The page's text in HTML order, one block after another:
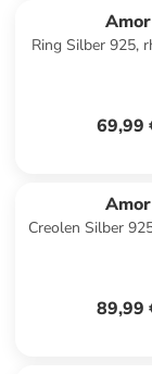
Amor
Ring Silber 925,
69,99
Amor
Creolen Silber
89,99